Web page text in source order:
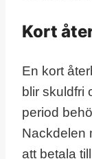
Kort
En kort
blir skuldfri
period
Nackdelen
att betala